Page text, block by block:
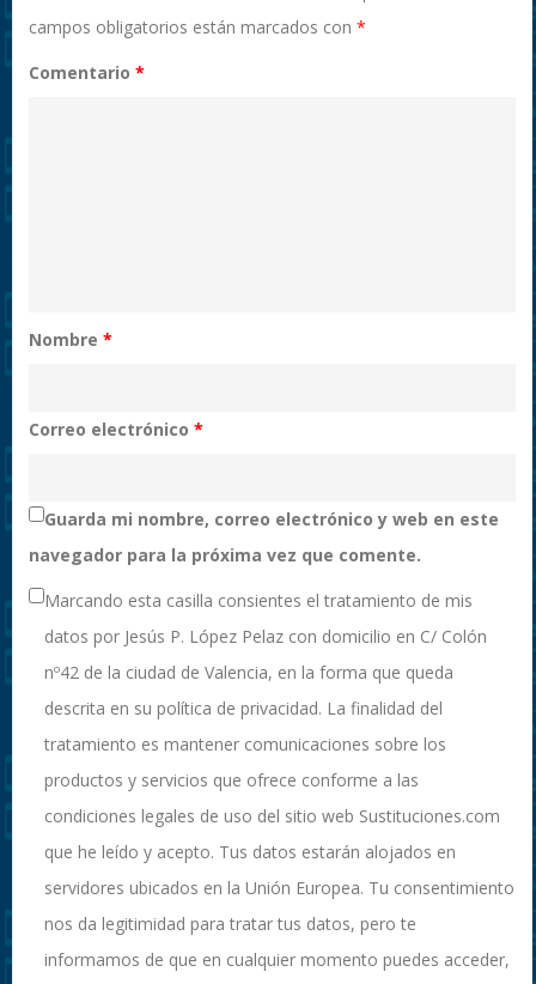
campos obligatorios están marcados con *
Comentario *
Nombre *
Correo electrónico *
Guarda mi nombre, correo electrónico y web en este
navegador para la próxima vez que comente.
Marcando esta casilla consientes el tratamiento de mis
datos por Jesús P. López Pelaz con domicilio en C/ Colón
nº42 de la ciudad de Valencia, en la forma que queda
descrita en su política de privacidad. La finalidad del
tratamiento es mantener comunicaciones sobre los
productos y servicios que ofrece conforme a las
condiciones legales de uso del sitio web Sustituciones.com
que he leído y acepto. Tus datos estarán alojados en
servidores ubicados en la Unión Europea. Tu consentimiento
nos da legitimidad para tratar tus datos, pero te
informamos de que en cualquier momento puedes acceder,